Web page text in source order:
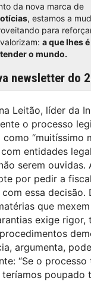
da nova marca de
, estamos a
para
a que lhes
o mundo.
newsletter do
Leitão, líder da
o processo
“muitíssimo
com entidades
serem ouvidas.
por pedir a
com essa decisão.
que
exige rigor,
argumenta,
“Se o processo
poupado